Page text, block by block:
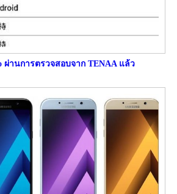
ผ่านการตรวจสอบจาก TENAA แล้ว